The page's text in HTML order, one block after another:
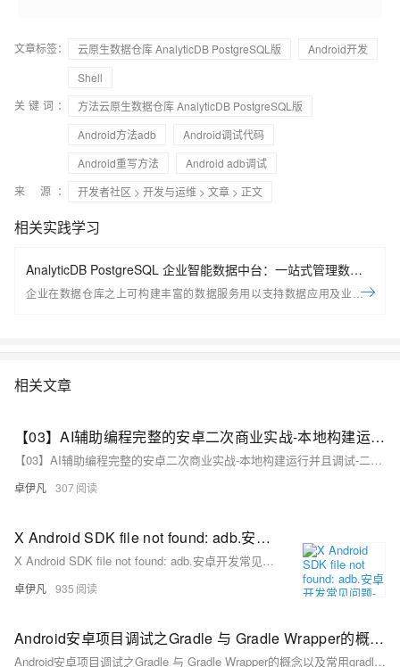
文章标签： 云原生数据仓库 AnalyticDB PostgreSQL版
Android开发
Shell
关键词：
方法云原生数据仓库 AnalyticDB PostgreSQL版
Android方法adb
Android调试代码
Android重写方法
Android adb调试
来 源：
开发者社区 > 开发与运维 > 文章 > 正文
相关实践学习
AnalyticDB PostgreSQL 企业智能数据中台：一站式管理数据
服务资产
企业在数据仓库之上可构建丰富的数据服务用以支持数据应用及业务场
相关文章
【03】AI辅助编程完整的安卓二次商业实战-本地构建运行并且调试-二次开发改注册登陆按钮颜色以及整体资源结构熟悉-优雅草伊凡
【03】AI辅助编程完整的安卓二次商业实战-本地构建运行并且调试-二次开发改注册登陆按钮颜色以及整体资源结构熟悉-优雅草伊凡
卓伊凡 307
X Android SDK file not found: adb.安卓开发常见问题-Android SDK 缺少 `adb`（Android Debug Bridge）-优雅草卓伊凡
X Android SDK file not found: adb.安卓开发常见问题-Android SDK 缺少 `adb`（Android Debug Bridge）-优雅草卓伊凡
卓伊凡 935
Android安卓项目调试之Gradle 与 Gradle Wrapper的概念以及常用gradle命令深度详解-优雅草卓伊凡
Android安卓项目调试之Gradle 与 Gradle Wrapper的概念以及常用gradle命令深度详解-优雅草卓伊凡